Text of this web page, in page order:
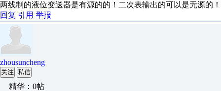
两线制的液位变送器是有源的的！二次表输出的可以是无源的！
回复 引用 举报
zhousuncheng
关注 私信
精华：0帖